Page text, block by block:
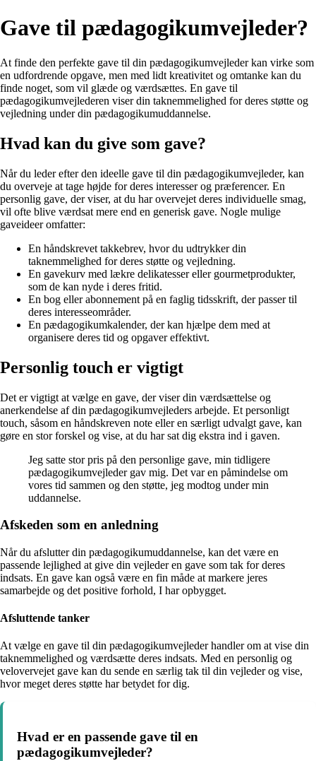
Gave til pædagogikumvejleder?
At finde den perfekte gave til din pædagogikumvejleder kan virke som
en udfordrende opgave, men med lidt kreativitet og omtanke kan du
finde noget, som vil glæde og værdsættes. En gave til
pædagogikumvejlederen viser din taknemmelighed for deres støtte og
vejledning under din pædagogikumuddannelse.
Hvad kan du give som gave?
Når du leder efter den ideelle gave til din pædagogikumvejleder, kan
du overveje at tage højde for deres interesser og præferencer. En
personlig gave, der viser, at du har overvejet deres individuelle smag,
vil ofte blive værdsat mere end en generisk gave. Nogle mulige
gaveideer omfatter:
En håndskrevet takkebrev, hvor du udtrykker din
taknemmelighed for deres støtte og vejledning.
En gavekurv med lækre delikatesser eller gourmetprodukter,
som de kan nyde i deres fritid.
En bog eller abonnement på en faglig tidsskrift, der passer til
deres interesseområder.
En pædagogikumkalender, der kan hjælpe dem med at
organisere deres tid og opgaver effektivt.
Personlig touch er vigtigt
Det er vigtigt at vælge en gave, der viser din værdsættelse og
anerkendelse af din pædagogikumvejleders arbejde. Et personligt
touch, såsom en håndskreven note eller en særligt udvalgt gave, kan
gøre en stor forskel og vise, at du har sat dig ekstra ind i gaven.
Jeg satte stor pris på den personlige gave, min tidligere
pædagogikumvejleder gav mig. Det var en påmindelse om
vores tid sammen og den støtte, jeg modtog under min
uddannelse.
Afskeden som en anledning
Når du afslutter din pædagogikumuddannelse, kan det være en
passende lejlighed at give din vejleder en gave som tak for deres
indsats. En gave kan også være en fin måde at markere jeres
samarbejde og det positive forhold, I har opbygget.
Afsluttende tanker
At vælge en gave til din pædagogikumvejleder handler om at vise din
taknemmelighed og værdsætte deres indsats. Med en personlig og
velovervejet gave kan du sende en særlig tak til din vejleder og vise,
hvor meget deres støtte har betydet for dig.
Hvad er en passende gave til en
pædagogikumvejleder?